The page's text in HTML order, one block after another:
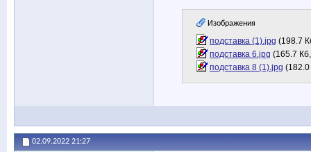
Изображения
подставка (1).jpg (198.7
подставка 6.jpg (165.7
подставка 8 (1).jpg
02.09.2022 21:27